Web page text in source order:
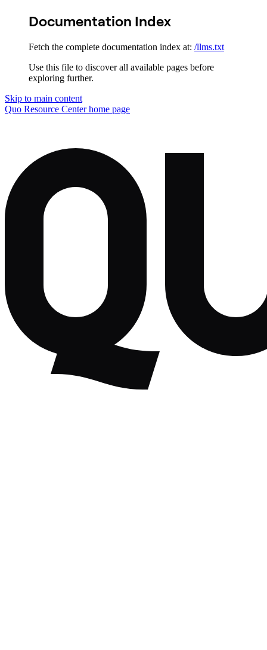
Documentation Index
Fetch the complete documentation index at: /llms.txt
Use this file to discover all available pages before
exploring further.
Skip to main content
Quo Resource Centerhome page